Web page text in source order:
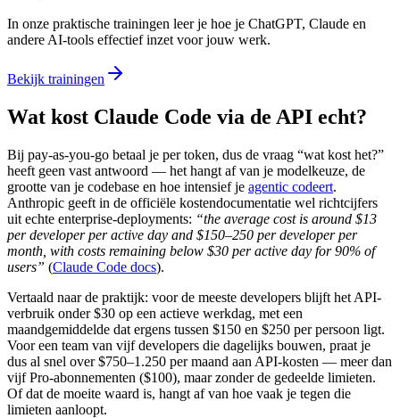
In onze praktische trainingen leer je hoe je ChatGPT, Claude en
andere AI-tools effectief inzet voor jouw werk.
Bekijk trainingen
Wat kost Claude Code via de API echt?
Bij pay-as-you-go betaal je per token, dus de vraag “wat kost het?”
heeft geen vast antwoord — het hangt af van je modelkeuze, de
grootte van je codebase en hoe intensief je agentic codeert.
Anthropic geeft in de officiële kostendocumentatie wel richtcijfers
uit echte enterprise-deployments: “the average cost is around $13
per developer per active day and $150–250 per developer per
month, with costs remaining below $30 per active day for 90% of
users” (Claude Code docs).
Vertaald naar de praktijk: voor de meeste developers blijft het API-
verbruik onder $30 op een actieve werkdag, met een
maandgemiddelde dat ergens tussen $150 en $250 per persoon ligt.
Voor een team van vijf developers die dagelijks bouwen, praat je
dus al snel over $750–1.250 per maand aan API-kosten — meer dan
vijf Pro-abonnementen ($100), maar zonder de gedeelde limieten.
Of dat de moeite waard is, hangt af van hoe vaak je tegen die
limieten aanloopt.